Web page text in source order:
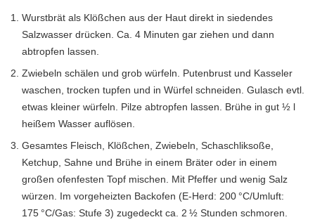
Wurstbrät als Klößchen aus der Haut direkt in siedendes
Salzwasser drücken. Ca. 4 Minuten gar ziehen und dann
abtropfen lassen.
Zwiebeln schälen und grob würfeln. Putenbrust und Kasseler
waschen, trocken tupfen und in Würfel schneiden. Gulasch evtl.
etwas kleiner würfeln. Pilze abtropfen lassen. Brühe in gut ½ l
heißem Wasser auflösen.
Gesamtes Fleisch, Klößchen, Zwiebeln, Schaschliksoße,
Ketchup, Sahne und Brühe in einem Bräter oder in einem
großen ofenfesten Topf mischen. Mit Pfeffer und wenig Salz
würzen. Im vorgeheizten Backofen (E-Herd: 200 °C/Umluft:
175 °C/Gas: Stufe 3) zugedeckt ca. 2 ½ Stunden schmoren.